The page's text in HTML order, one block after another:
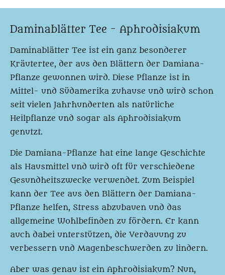
Daminablätter Tee - Aphrodisiakum
Daminablätter Tee ist ein ganz besonderer
Kräutertee, der aus den Blättern der Damiana-
Pflanze gewonnen wird. Diese Pflanze ist in
Mittel- und Südamerika zuhause und wird schon
seit vielen Jahrhunderten als natürliche
Heilpflanze und sogar als Aphrodisiakum
genutzt.
Die Damiana-Pflanze hat eine lange Geschichte
als Hausmittel und wird oft für verschiedene
Gesundheitszwecke verwendet. Zum Beispiel
kann der Tee aus den Blättern der Damiana-
Pflanze helfen, Stress abzubauen und das
allgemeine Wohlbefinden zu fördern. Er kann
auch dabei unterstützen, die Verdauung zu
verbessern und Magenbeschwerden zu lindern.
Aber was genau ist ein Aphrodisiakum? Nun,